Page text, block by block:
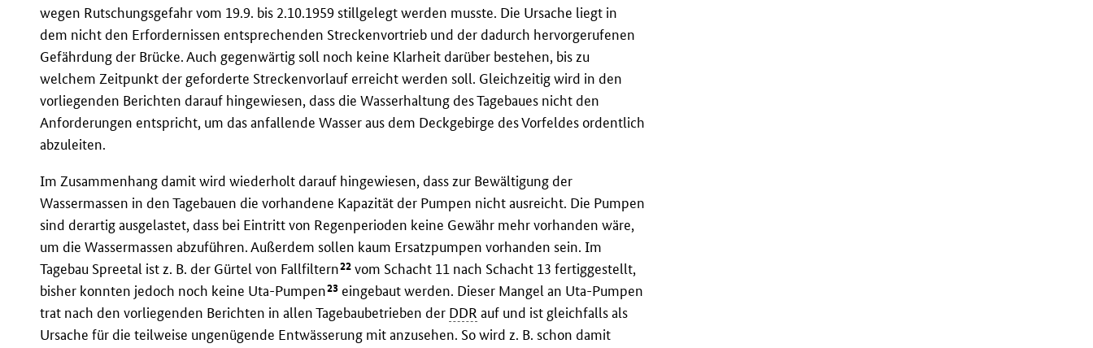
wegen Rutschungsgefahr vom 19.9. bis 2.10.1959 stillgelegt werden musste. Die Ursache liegt in
dem nicht den Erfordernissen entsprechenden Streckenvortrieb und der dadurch hervorgerufenen
Gefährdung der Brücke. Auch gegenwärtig soll noch keine Klarheit darüber bestehen, bis zu
welchem Zeitpunkt der geforderte Streckenvorlauf erreicht werden soll. Gleichzeitig wird in den
vorliegenden Berichten darauf hingewiesen, dass die Wasserhaltung des Tagebaues nicht den
Anforderungen entspricht, um das anfallende Wasser aus dem Deckgebirge des Vorfeldes ordentlich
abzuleiten.
Im Zusammenhang damit wird wiederholt darauf hingewiesen, dass zur Bewältigung der
Wassermassen in den Tagebauen die vorhandene Kapazität der Pumpen nicht ausreicht. Die Pumpen
sind derartig ausgelastet, dass bei Eintritt von Regenperioden keine Gewähr mehr vorhanden wäre,
um die Wassermassen abzuführen. Außerdem sollen kaum Ersatzpumpen vorhanden sein. Im
Tagebau Spreetal ist z. B. der Gürtel von Fallfiltern22 vom Schacht 11 nach Schacht 13 fertiggestellt,
bisher konnten jedoch noch keine Uta-Pumpen23 eingebaut werden. Dieser Mangel an Uta-Pumpen
trat nach den vorliegenden Berichten in allen Tagebaubetrieben der DDR auf und ist gleichfalls als
Ursache für die teilweise ungenügende Entwässerung mit anzusehen. So wird z. B. schon damit